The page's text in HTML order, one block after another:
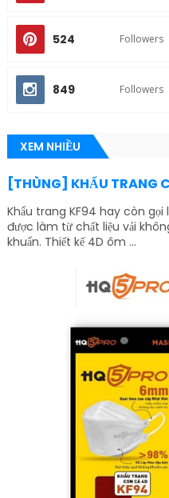
524 Followers
849 Followers
XEM NHIỀU
[THÙNG] KHẨU TRANG
Khẩu trang KF94 hay còn
được làm từ chất liệu vải
khuẩn. Thiết kế 4D ôm ...